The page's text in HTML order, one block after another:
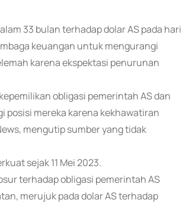
33 bulan terhadap dolar AS pada hari
keuangan untuk mengurangi
karena ekspektasi penurunan
obligasi pemerintah AS dan
mereka karena kekhawatiran
mengutip sumber yang tidak
sejak 11 Mei 2023.
terhadap obligasi pemerintah AS
merujuk pada dolar AS terhadap